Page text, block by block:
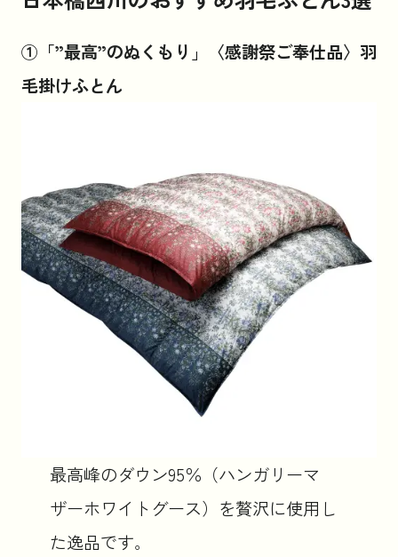
①「”最高”のぬくもり」〈感謝祭ご奉仕品〉羽
毛掛けふとん
最高峰のダウン95％（ハンガリーマ
ザーホワイトグース）を贅沢に使用し
た逸品です。